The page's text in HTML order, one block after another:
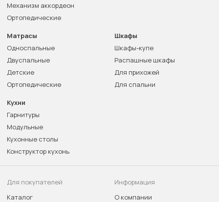
Механизм аккордеон
Ортопедические
Матрасы
Односпальные
Двуспальные
Детские
Ортопедические
Шкафы
Шкафы-купе
Распашные шкафы
Для прихожей
Для спальни
Кухни
Гарнитуры
Модульные
Кухонные столы
Конструктор кухонь
Для покупателей
Каталог
Информация
О компании